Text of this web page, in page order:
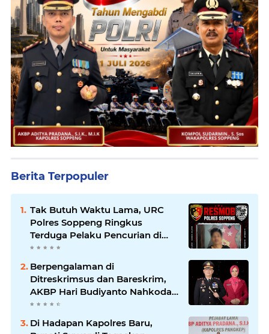
Berita Terpopuler
Tak Butuh Waktu Lama, URC
Polres Soppeng Ringkus
Terduga Pelaku Pencurian di
Liliriaja
Berpengalaman di
Ditreskrimsus dan Bareskrim,
AKBP Hari Budiyanto Nahkodai
Polres Soppeng
Di Hadapan Kapolres Baru,